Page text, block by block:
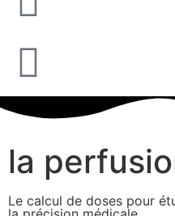
la
Le calcul de doses pour